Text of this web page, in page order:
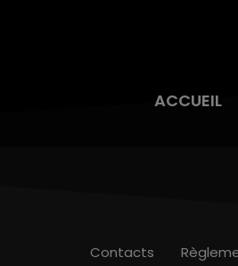
ACCUEIL
Contacts